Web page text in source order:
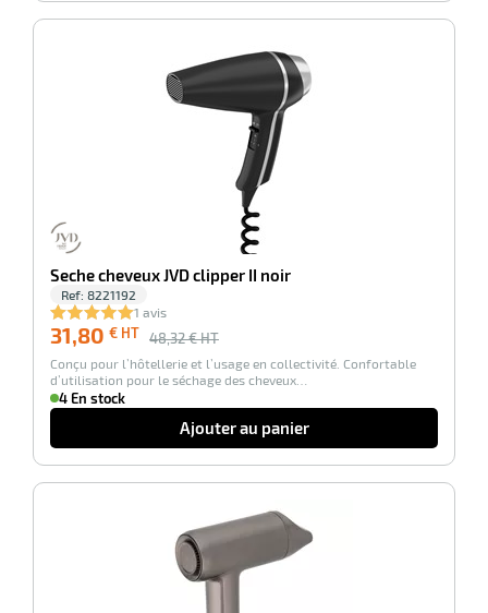
Seche cheveux JVD clipper II noir
Ref: 8221192
1 avis
31,80 € HT 48,32 € HT
Conçu pour l’hôtellerie et l’usage en collectivité. Confortable
d’utilisation pour le séchage des cheveux…
4 En stock
Ajouter au panier